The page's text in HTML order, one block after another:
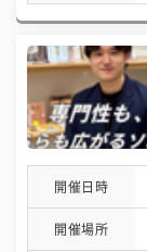
開催日時
開催場所